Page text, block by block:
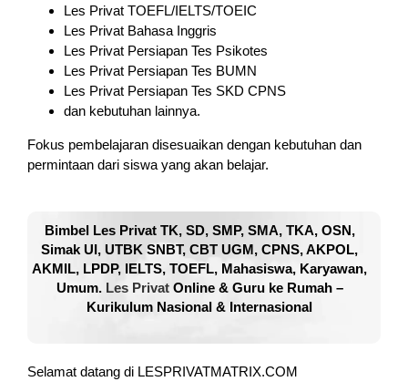
Les Privat TOEFL/IELTS/TOEIC
Les Privat Bahasa Inggris
Les Privat Persiapan Tes Psikotes
Les Privat Persiapan Tes BUMN
Les Privat Persiapan Tes SKD CPNS
dan kebutuhan lainnya.
Fokus pembelajaran disesuaikan dengan kebutuhan dan
permintaan dari siswa yang akan belajar.
Bimbel Les Privat TK, SD, SMP, SMA, TKA, OSN,
Simak UI, UTBK SNBT, CBT UGM, CPNS, AKPOL,
AKMIL, LPDP, IELTS, TOEFL, Mahasiswa, Karyawan,
Umum. Les PrivatOnline & Guru ke Rumah –
Kurikulum Nasional & Internasional
Selamat datang di LESPRIVATMATRIX.COM